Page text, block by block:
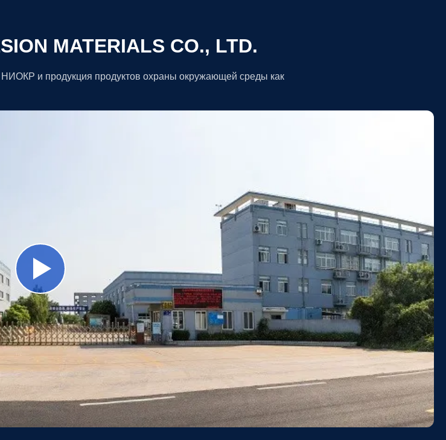
MATERIALS CO., LTD.
НИОКР и продукция продуктов охраны окружающей среды как